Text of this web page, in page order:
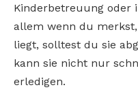
Kinderbetreuung oder
allem wenn du
liegt, solltest du sie
kann sie nicht nur
erledigen.